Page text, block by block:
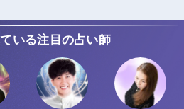
いる注目の占い師